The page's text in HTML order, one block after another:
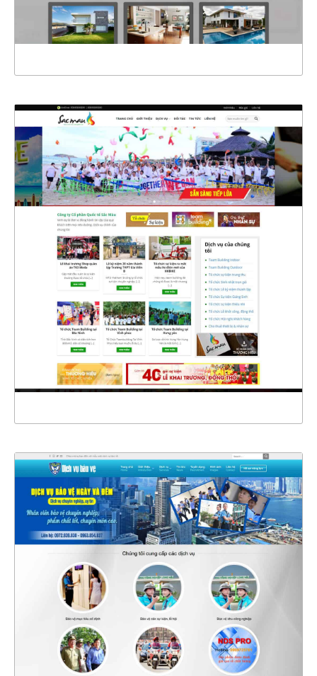
XEM THỰC TẾ
4394
CHI TIẾT
XEM THỰC TẾ
4363